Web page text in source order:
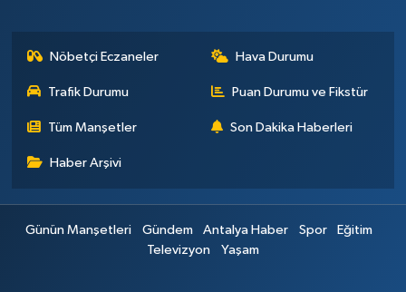
Nöbetçi Eczaneler Hava Durumu
Trafik Durumu Puan Durumu ve Fikstür
Tüm Manşetler Son Dakika Haberleri
Haber Arşivi
Günün Manşetleri Gündem Antalya Haber Spor
Eğitim
Televizyon
Yaşam